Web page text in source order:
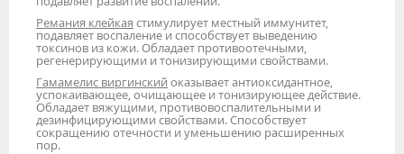
Ремания клейкая стимулирует местный иммунитет,
подавляет воспаление и способствует выведению
токсинов из кожи. Обладает противоотечными,
регенерирующими и тонизирующими свойствами.
Гамамелис виргинский оказывает антиоксидантное,
успокаивающее, очищающее и тонизирующее действие.
Обладает вяжущими, противовоспалительными и
дезинфицирующими свойствами. Способствует
сокращению отечности и уменьшению расширенных
пор.